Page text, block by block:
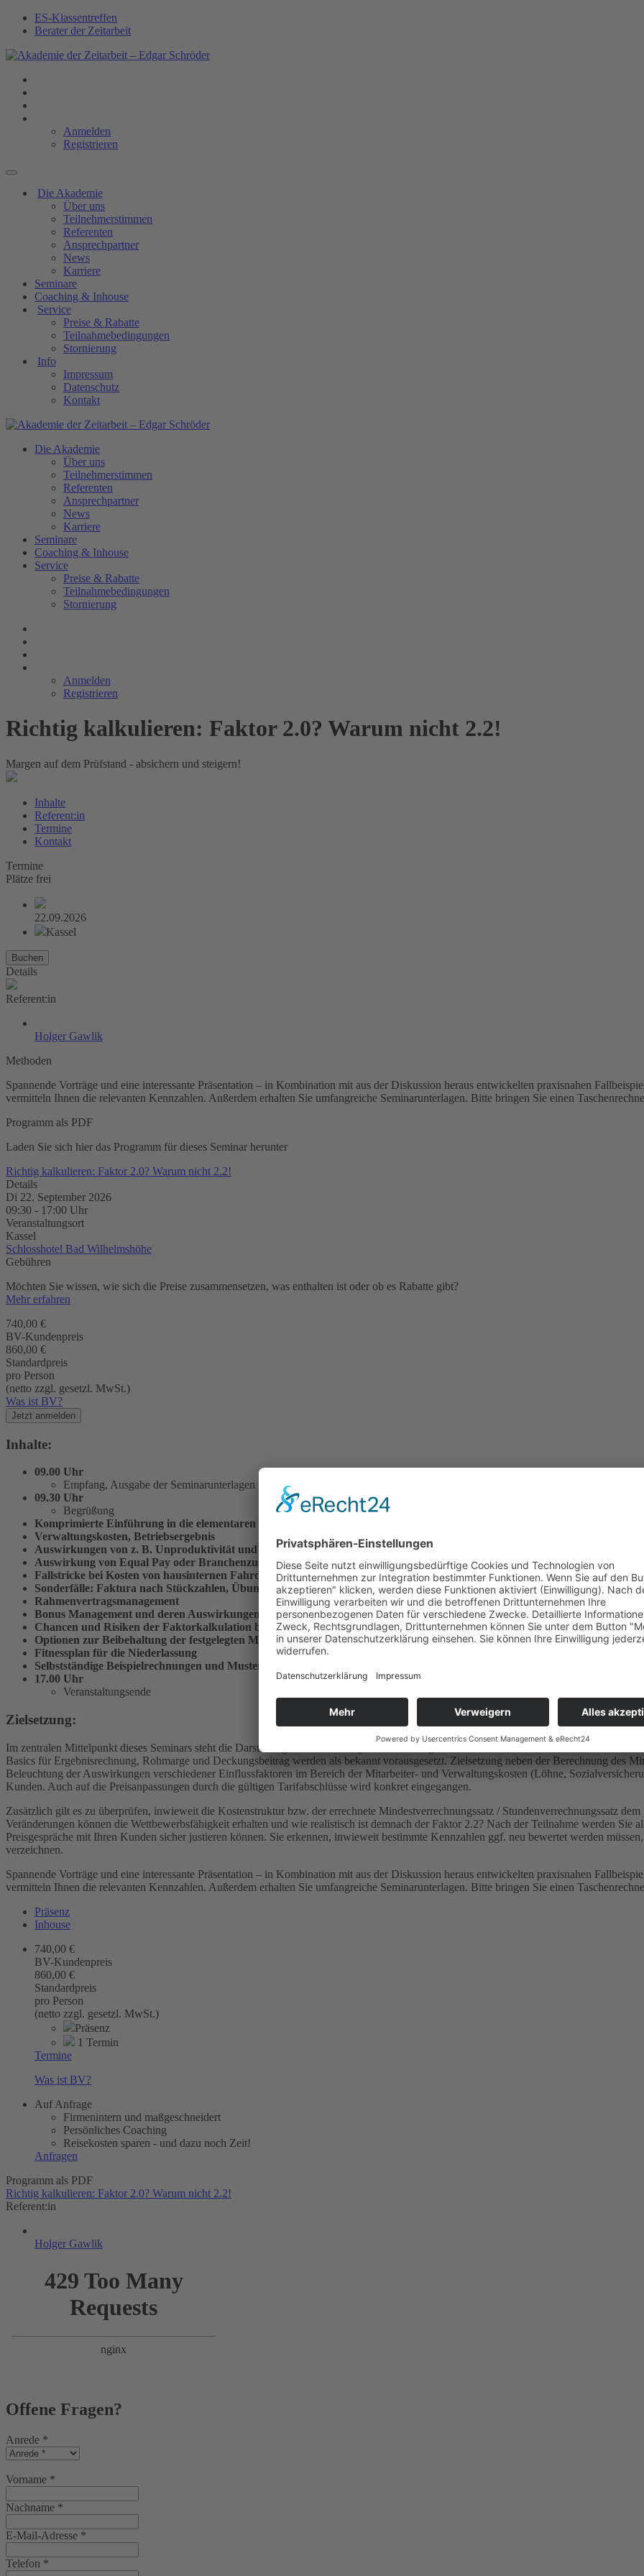
ES-Klassentreffen
Berater der Zeitarbeit
Anmelden
Registrieren
Die Akademie
Über uns
Teilnehmerstimmen
Referenten
Ansprechpartner
News
Karriere
Seminare
Coaching & Inhouse
Service
Preise & Rabatte
Teilnahmebedingungen
Stornierung
Info
Impressum
Datenschutz
Kontakt
Die Akademie
Über uns
Teilnehmerstimmen
Referenten
Ansprechpartner
News
Karriere
Seminare
Coaching & Inhouse
Service
Preise & Rabatte
Teilnahmebedingungen
Stornierung
Anmelden
Registrieren
Richtig kalkulieren: Faktor 2.0? Warum nicht 2.2!
Margen auf dem Prüfstand - absichern und steigern!
Inhalte
Referent:in
Termine
Kontakt
Termine
Plätze frei
22.09.2026
Kassel
Buchen
Details
Referent:in
Holger Gawlik
Methoden
Spannende Vorträge und eine interessante Präsentation – in Kombination mit aus der Diskussion heraus ent­wickelten praxisnahen
vermitteln Ihnen die relevanten Kennzahlen. Außer­dem erhalten Sie umfangreiche Seminarunterlagen. Bitte bringen Sie einen
Programm als PDF
Laden Sie sich hier das Programm für dieses Seminar herunter
Richtig kalkulieren: Faktor 2.0? Warum nicht 2.2!
Details
Di 22. September 2026
09:30 - 17:00 Uhr
Veranstaltungsort
Kassel
Schlosshotel Bad Wilhelmshöhe
Gebühren
Möchten Sie wissen, wie sich die Preise zusammensetzen, was enthalten ist oder ob es Rabatte gibt?
Mehr erfahren
740,00 €
BV-Kundenpreis
860,00 €
Standardpreis
pro Person
(netto zzgl. gesetzl. MwSt.)
Was ist BV?
Jetzt anmelden
Inhalte:
09.00 Uhr
Empfang, Ausgabe der Seminarunterlagen
09.30 Uhr
Begrüßung
Komprimierte Einführung in die elementaren Grundlagen der Kalkulation des ­Stundenverrechnungssatzes in der Zeitarbeit
Verwaltungskosten, Betriebsergebnis
Auswirkungen von z. B. Unproduktivität und Durchschnittsberechnung bei Urlaub und
Auswirkung von Equal Pay oder Branchen­zuschlag auf die Urlaubs- und Kranken­durchschnittsberechnung nach
Fallstricke bei Kosten von hausinternen Fahrdienst
Sonderfälle: Faktura nach Stückzahlen, Übungs­aufgaben mit „Collis“
Rahmenvertragsmanagement
Bonus Management und deren Auswirkungen auf die BWA
Chancen und Risiken der Faktorkalkulation bei der Berechnung des Stundenverrechnungssatzes
Optionen zur Beibehaltung der festgelegten ­Margen, um ­die Wettbewerbsfähigkeit ­sicherzustellen
Fitnessplan für die Niederlassung
Selbstständige Beispielrechnungen und Musterbeispiele – bitte denken Sie an Ihren ­Taschenrechner
17.00 Uhr
Veranstaltungsende
Zielsetzung:
Im zentralen Mittelpunkt dieses Seminars steht die Darstellung der Berechnung der Preisuntergrenze bei der Kalkulation des
Basics für Ergebnisrechnung, Rohmarge und Deckungsbeitrag werden als bekannt vorausgesetzt. Zielsetzung neben der Berechnung des
Beleuchtung der Auswirkungen verschiedener Einflussfaktoren im Bereich der Mitarbeiter- und Verwaltungskosten (Löhne,
Kunden. Auch auf die Preisanpassungen durch die gültigen Tarifabschlüsse wird konkret eingegangen.
Zusätzlich gilt es zu überprüfen, inwieweit die Kostenstruktur bzw. der errechnete Mindestverrechnungssatz / Stundenverrechnungssatz
Veränderungen können die Wettbewerbsfähigkeit erhalten und wie realistisch ist demnach der Faktor 2.2? Nach der Teilnahme werden Sie
Preisgespräche mit Ihren Kunden sicher justieren können. Sie erkennen, inwieweit bestimmte Kennzahlen ggf. neu bewertet werden
verzeichnen.
Spannende Vorträge und eine interessante Präsentation – in Kombination mit aus der Diskussion heraus ent­wickelten praxisnahen
vermitteln Ihnen die relevanten Kennzahlen. Außer­dem erhalten Sie umfangreiche Seminarunterlagen. Bitte bringen Sie einen
Präsenz
Inhouse
740,00 €
BV-Kundenpreis
860,00 €
Standardpreis
pro Person
(netto zzgl. gesetzl. MwSt.)
Präsenz
1 Termin
Termine
Was ist BV?
Auf Anfrage
Firmenintern und maßgeschneidert
Persönliches Coaching
Reisekosten sparen - und dazu noch Zeit!
Anfragen
Programm als PDF
Richtig kalkulieren: Faktor 2.0? Warum nicht 2.2!
Referent:in
Holger Gawlik
Offene Fragen?
Anrede *
Vorname *
Nachname *
E-Mail-Adresse *
Telefon *